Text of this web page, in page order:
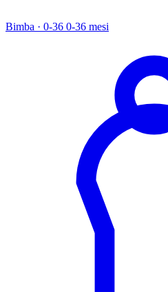
Bimba · 0-36 0-36 mesi